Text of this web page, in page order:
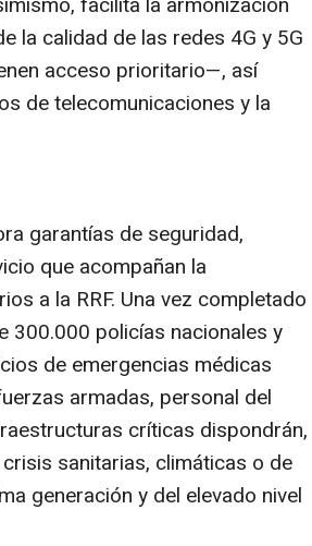
la calidad de las redes 4G y 5G
acceso prioritario—, así
de telecomunicaciones y la
garantías de seguridad,
que acompañan la
a la RRF. Una vez completado
300.000 policías nacionales y
de emergencias médicas
armadas, personal del
críticas dispondrán,
sanitarias, climáticas o de
generación y del elevado nivel